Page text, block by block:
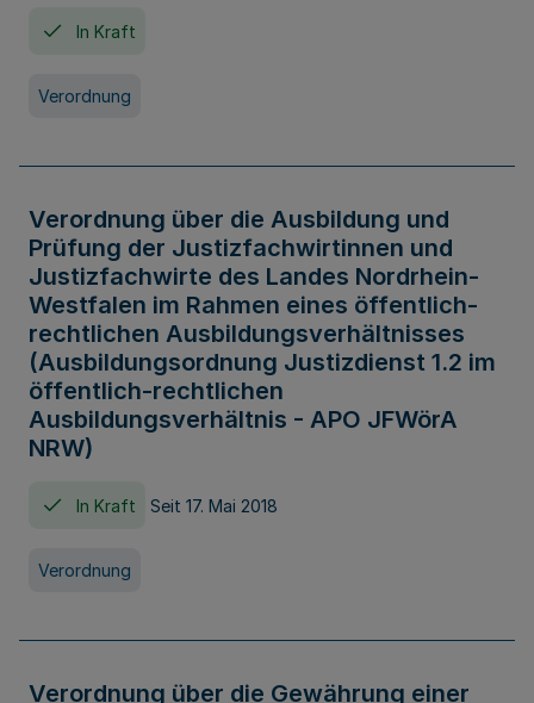
In Kraft
Verordnung
Verordnung über die Ausbildung und
Prüfung der Justizfachwirtinnen und
Justizfachwirte des Landes Nordrhein-
Westfalen im Rahmen eines öffentlich-
rechtlichen Ausbildungsverhältnisses
(Ausbildungsordnung Justizdienst 1.2 im
öffentlich-rechtlichen
Ausbildungsverhältnis - APO JFWörA
NRW)
In Kraft Seit 17. Mai 2018
Verordnung
Verordnung über die Gewährung einer